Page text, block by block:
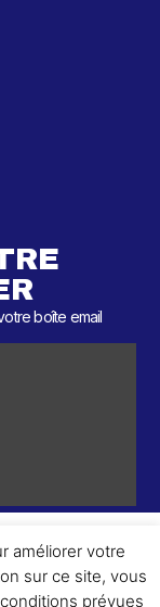
boîte email
améliorer votre
sur ce site, vous
prévues